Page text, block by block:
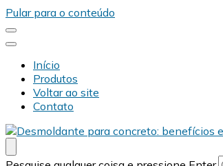
Pular para o conteúdo
Início
Produtos
Voltar ao site
Contato
Desmold
Blog Desmold
Procurando